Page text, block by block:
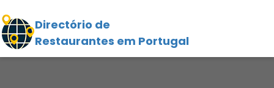
Directório de
Restaurantes em Portugal